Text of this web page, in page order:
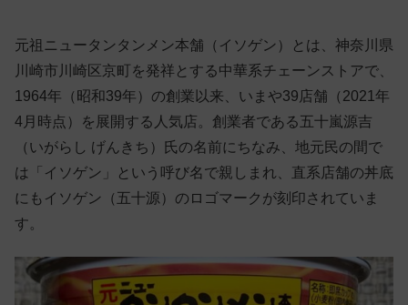
元祖ニュータンタンメン本舗（イソゲン）とは、神奈川県
川崎市川崎区京町を発祥とする中華系チェーンストアで、
1964年（昭和39年）の創業以来、いまや39店舗（2021年
4月時点）を展開する人気店。創業者である五十嵐源吉
（いがらし げんきち）氏の名前にちなみ、地元民の間で
は「イソゲン」という呼び名で親しまれ、直系店舗の丼底
にもイソゲン（五十源）のロゴマークが刻印されていま
す。